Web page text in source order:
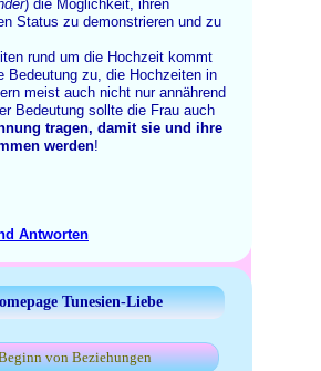
) die Möglichkeit, ihren
Status zu demonstrieren und zu
rund um die Hochzeit kommt
Bedeutung zu, die Hochzeiten in
meist auch nicht nur annährend
Bedeutung sollte die Frau auch
tragen, damit sie und ihre
werden!
Antworten
Tunesien-Liebe
von Beziehungen